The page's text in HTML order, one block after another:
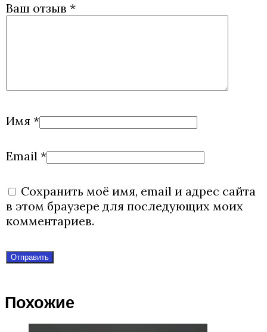
Ваш отзыв *
Имя *
Email *
Сохранить моё имя, email и адрес сайта
в этом браузере для последующих моих
комментариев.
Похожие